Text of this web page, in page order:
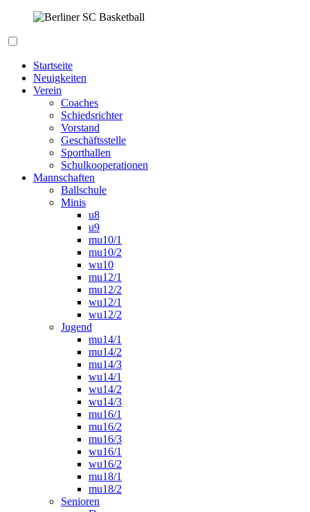
springen
Startseite
Neuigkeiten
Verein
Coaches
Schiedsrichter
Vorstand
Geschäftsstelle
Sporthallen
Schulkooperationen
Mannschaften
Ballschule
Minis
u8
u9
mu10/1
mu10/2
wu10
mu12/1
mu12/2
wu12/1
wu12/2
Jugend
mu14/1
mu14/2
mu14/3
wu14/1
wu14/2
wu14/3
mu16/1
mu16/2
mu16/3
wu16/1
wu16/2
mu18/1
mu18/2
Senioren